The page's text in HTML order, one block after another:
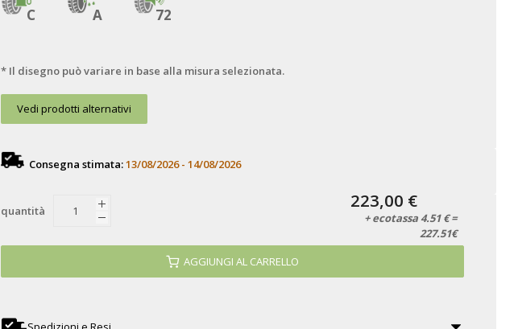
C A 72
* Il disegno può variare in base alla misura selezionata.
Vedi prodotti alternativi
Consegna stimata:13/08/2026 - 14/08/2026
quantità
AGGIUNGI AL CARRELLO
223,00 €
+ ecotassa 4.51 € =
227.51€